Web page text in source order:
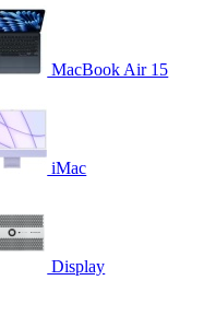
MacBook Air 15
iMac
Display